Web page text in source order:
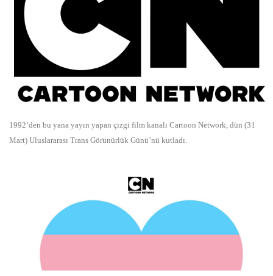
1992’den bu yana yayın yapan çizgi film kanalı Cartoon Network, dün (31
Mart) Uluslararası Trans Görünürlük Günü’nü kutladı.